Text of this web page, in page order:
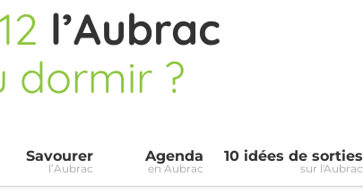
12 l’Aubrac
dormir ?
Savourer
l’Aubrac
Agenda
en Aubrac
10 idées de sorties
sur l'Aubrac